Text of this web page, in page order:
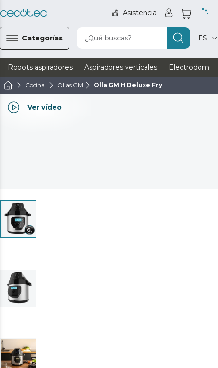
Asistencia
Categorías ¿Qué buscas? ES
Robots aspiradores Aspiradores verticales
Cocina Ollas GM Olla GM H Deluxe Fry
Ver vídeo